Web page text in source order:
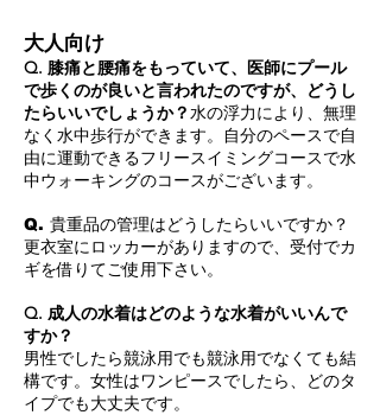
大人向け
Q. 膝痛と腰痛をもっていて、医師にプール
で歩くのが良いと言われたのですが、どうし
たらいいでしょうか？水の浮力により、無理
なく水中歩行ができます。自分のペースで自
由に運動できるフリースイミングコースで水
中ウォーキングのコースがございます。
Q. 貴重品の管理はどうしたらいいですか？
更衣室にロッカーがありますので、受付でカ
ギを借りてご使用下さい。
Q. ​成人の水着はどのような水着がいいんで
すか？
男性でしたら競泳用でも競泳用でなくても結
構です。女性はワンピースでしたら、どのタ
イプでも大丈夫です。